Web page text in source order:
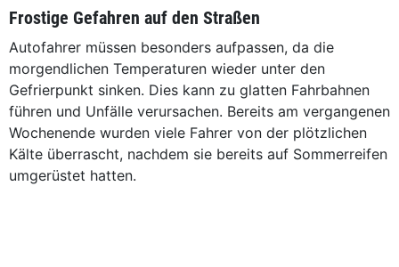
Frostige Gefahren auf den Straßen
Autofahrer müssen besonders aufpassen, da die
morgendlichen Temperaturen wieder unter den
Gefrierpunkt sinken. Dies kann zu glatten Fahrbahnen
führen und Unfälle verursachen. Bereits am vergangenen
Wochenende wurden viele Fahrer von der plötzlichen
Kälte überrascht, nachdem sie bereits auf Sommerreifen
umgerüstet hatten.